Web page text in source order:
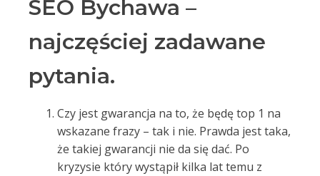
SEO Bychawa –
najczęściej zadawane
pytania.
Czy jest gwarancja na to, że będę top 1 na
wskazane frazy – tak i nie. Prawda jest taka,
że takiej gwarancji nie da się dać. Po
kryzysie który wystąpił kilka lat temu z